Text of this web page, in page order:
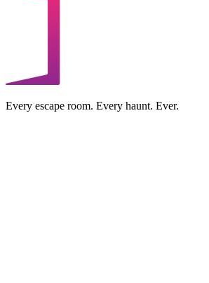
Every escape room. Every haunt. Ever.